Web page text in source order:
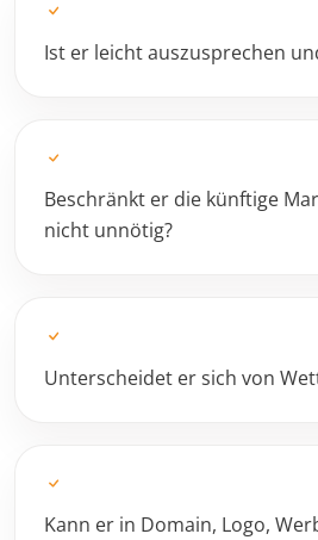
Ist er leicht auszusprechen
Beschränkt er die künftige
nicht unnötig?
Unterscheidet er sich von
Kann er in Domain, Logo,